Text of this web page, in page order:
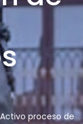
Activo proceso de